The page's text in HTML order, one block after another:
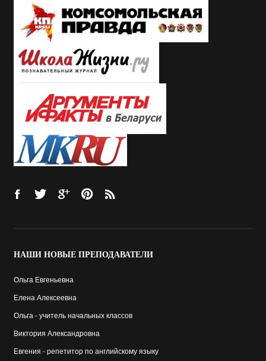
НАШИ НОВЫЕ ПРЕПОДАВАТЕЛИ
Ольга Евгеньевна
Елена Алексеевна
Ольга - учитель начальных классов
Виктория Александровна
Евгения - репетитор по английскому языку